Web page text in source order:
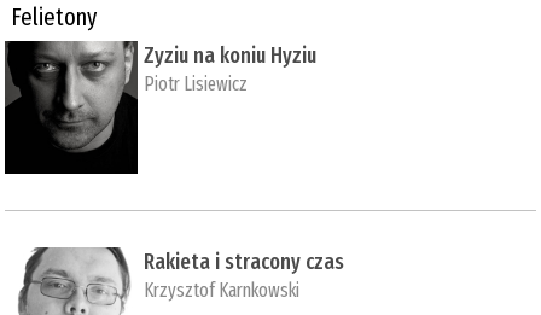
Felietony
Zyziu na koniu Hyziu
Piotr Lisiewicz
Rakieta i stracony czas
Krzysztof Karnkowski